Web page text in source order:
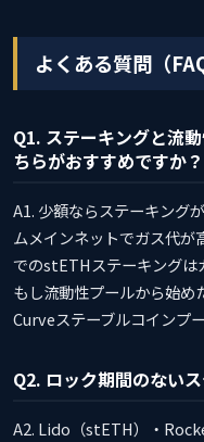
よくある質問（
Q1. ステーキングと流
ちらがおすすめですか？
A1. 少額ならステーキング
ムメインネットでガス代
でのstETHステーキングは
もし流動性プールから始
Curveステーブルコインプ
Q2. ロック期間のない
A2. Lido（stETH）・